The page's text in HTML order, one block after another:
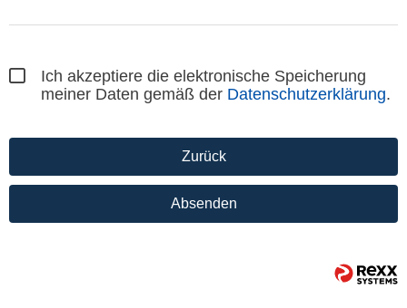
Ich akzeptiere die elektronische Speicherung
meiner Daten gemäß der Datenschutzerklärung.
Zurück
Absenden